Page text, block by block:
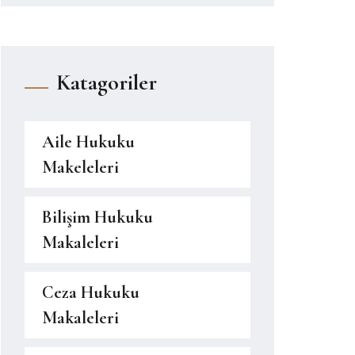
Katagoriler
Aile Hukuku
Makeleleri
Bilişim Hukuku
Makaleleri
Ceza Hukuku
Makaleleri